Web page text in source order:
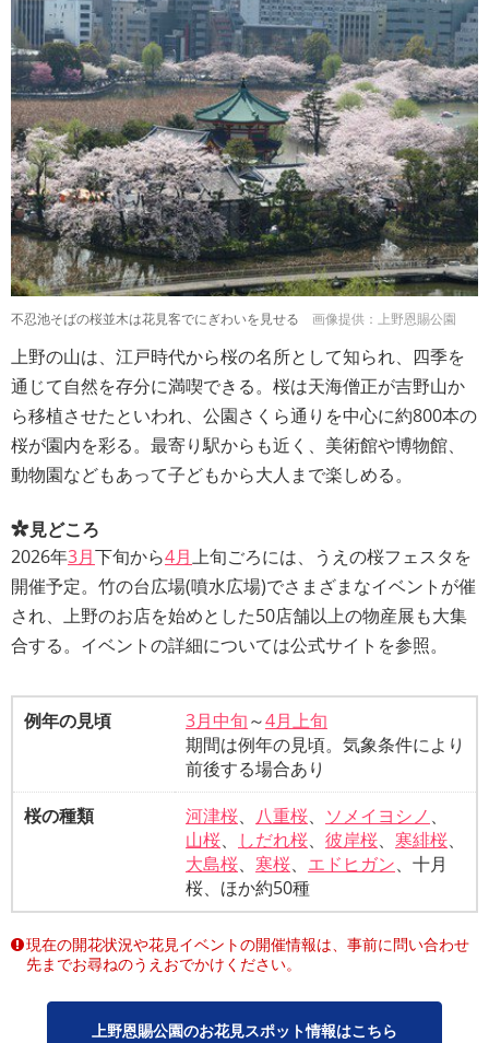
不忍池そばの桜並木は花見客でにぎわいを見せる 画像提供：上野恩賜公園
上野の山は、江戸時代から桜の名所として知られ、四季を
通じて自然を存分に満喫できる。桜は天海僧正が吉野山か
ら移植させたといわれ、公園さくら通りを中心に約800本の
桜が園内を彩る。最寄り駅からも近く、美術館や博物館、
動物園などもあって子どもから大人まで楽しめる。
見どころ
2026年3月下旬から4月上旬ごろには、うえの桜フェスタを
開催予定。竹の台広場(噴水広場)でさまざまなイベントが催
され、上野のお店を始めとした50店舗以上の物産展も大集
合する。イベントの詳細については公式サイトを参照。
例年の見頃 3月中旬～4月上旬
期間は例年の見頃。気象条件により
前後する場合あり
桜の種類
河津桜、 八重桜、 ソメイヨシノ 、
山桜、 しだれ桜、 彼岸桜、 寒緋桜、
大島桜、 寒桜、 エドヒガン、十月
桜、ほか約50種
現在の開花状況や花見イベントの開催情報は、事前に問い合わせ
先までお尋ねのうえおでかけください。
上野恩賜公園のお花見スポット情報はこちら